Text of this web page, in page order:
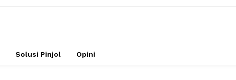
Solusi Pinjol Opini